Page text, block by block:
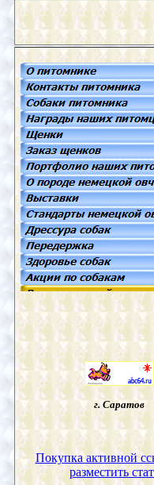
г. Саратов
Покупка активной
разместить